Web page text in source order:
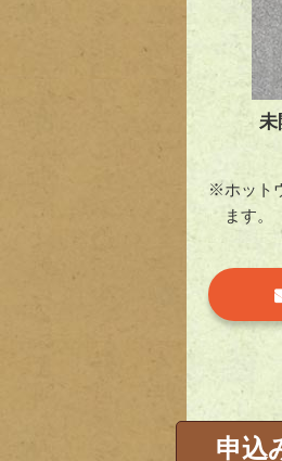
未
※ホット
ます。
申込